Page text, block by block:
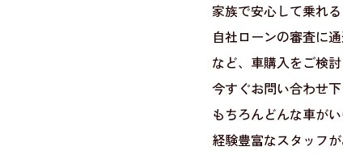
家族で安心して乗れ
自社ローンの審査に
など、車購入をご検
今すぐお問い合わせ
もちろんどんな車が
経験豊富なスタッフ